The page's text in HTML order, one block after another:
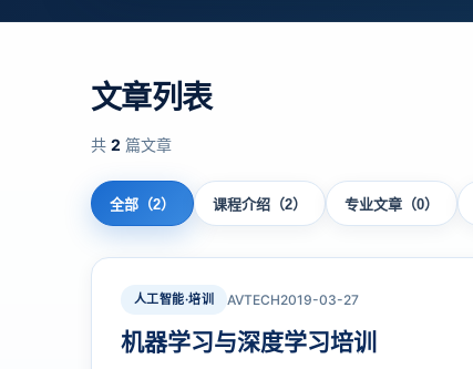
文章列表
共 2 篇文章
全部（2） 课程介绍（2） 专业文章（0）
人工智能·培训 AVTECH2019-03-27
机器学习与深度学习培训